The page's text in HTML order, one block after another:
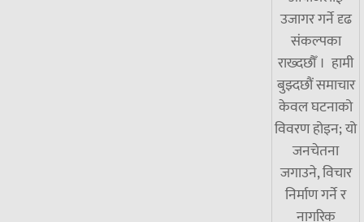
उजागर गर्ने दृढ
संकल्पका
राख्दछौँ । हामी
बुझ्दछौं समाचार
केवल घटनाको
विवरण होइन; यो
जनचेतना
जगाउने, विचार
निर्माण गर्ने र